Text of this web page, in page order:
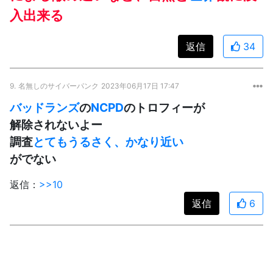
入出来る
返信 34
9. 名無しのサイバーパンク 2023年06月17日 17:47
バッドランズのNCPDのトロフィーが
解除されないよー
調査とてもうるさく、かなり近い
がでない
返信： >>10
返信
6